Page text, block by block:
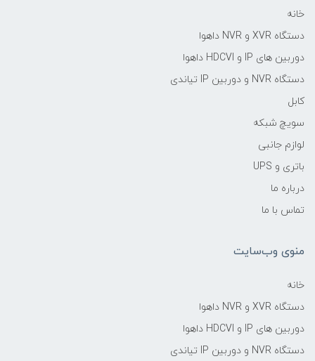
خانه
دستگاه XVR و NVR داهوا
دوربین های IP و HDCVI داهوا
دستگاه NVR و دوربین IP تیاندی
کابل
سویچ شبکه
لوازم جانبی
باتری و UPS
درباره ما
تماس با ما
منوی وب‌سایت
خانه
دستگاه XVR و NVR داهوا
دوربین های IP و HDCVI داهوا
دستگاه NVR و دوربین IP تیاندی